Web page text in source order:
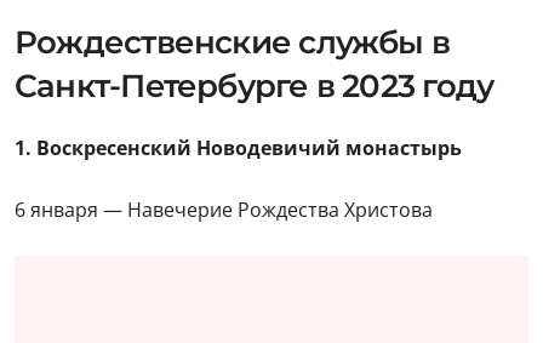
Рождественские службы в
Санкт-Петербурге в 2023 году
1. Воскресенский Новодевичий монастырь
6 января — Навечерие Рождества Христова